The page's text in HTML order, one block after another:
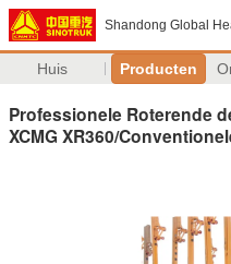
Shandong Global
Huis Producten
Professionele Roterende
XCMG XR360/